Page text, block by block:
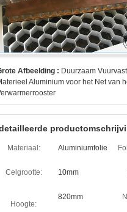
Afbeelding : Duurzaam
Aluminium voor het Net van
Materiaal: Aluminiumfolie
Celgrootte: 10mm
Hoogte:
820mm